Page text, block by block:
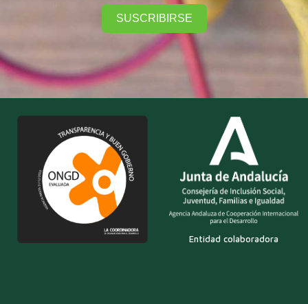
SUSCRIBIRSE
Entidad colaboradora